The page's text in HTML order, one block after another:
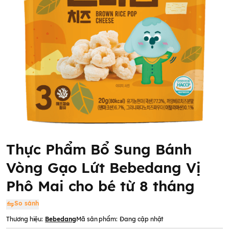
Thực Phẩm Bổ Sung Bánh
Vòng Gạo Lứt Bebedang Vị
Phô Mai cho bé từ 8 tháng
So sánh
Thương hiệu: BebedangMã sản phẩm: Đang cập nhật